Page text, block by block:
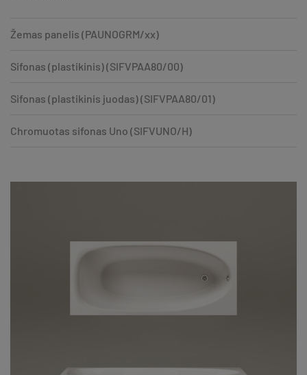
Žemas panelis (PAUNOGRM/xx)
Sifonas (plastikinis) (SIFVPAA80/00)
Sifonas (plastikinis juodas) (SIFVPAA80/01)
Chromuotas sifonas Uno (SIFVUNO/H)